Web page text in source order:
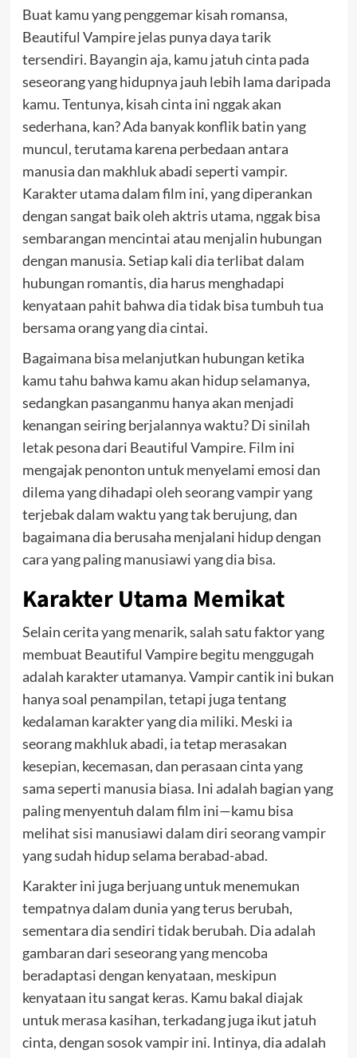
Buat kamu yang penggemar kisah romansa,
Beautiful Vampire jelas punya daya tarik
tersendiri. Bayangin aja, kamu jatuh cinta pada
seseorang yang hidupnya jauh lebih lama daripada
kamu. Tentunya, kisah cinta ini nggak akan
sederhana, kan? Ada banyak konflik batin yang
muncul, terutama karena perbedaan antara
manusia dan makhluk abadi seperti vampir.
Karakter utama dalam film ini, yang diperankan
dengan sangat baik oleh aktris utama, nggak bisa
sembarangan mencintai atau menjalin hubungan
dengan manusia. Setiap kali dia terlibat dalam
hubungan romantis, dia harus menghadapi
kenyataan pahit bahwa dia tidak bisa tumbuh tua
bersama orang yang dia cintai.
Bagaimana bisa melanjutkan hubungan ketika
kamu tahu bahwa kamu akan hidup selamanya,
sedangkan pasanganmu hanya akan menjadi
kenangan seiring berjalannya waktu?Di sinilah
letak pesona dari Beautiful Vampire. Film ini
mengajak penonton untuk menyelami emosi dan
dilema yang dihadapi oleh seorang vampir yang
terjebak dalam waktu yang tak berujung, dan
bagaimana dia berusaha menjalani hidup dengan
cara yang paling manusiawi yang dia bisa.
Karakter Utama Memikat
Selain cerita yang menarik, salah satu faktor yang
membuat Beautiful Vampire begitu menggugah
adalah karakter utamanya. Vampir cantik ini bukan
hanya soal penampilan, tetapi juga tentang
kedalaman karakter yang dia miliki. Meski ia
seorang makhluk abadi, ia tetap merasakan
kesepian, kecemasan, dan perasaan cinta yang
sama seperti manusia biasa. Ini adalah bagian yang
paling menyentuh dalam film ini—kamu bisa
melihat sisi manusiawi dalam diri seorang vampir
yang sudah hidup selama berabad-abad.
Karakter ini juga berjuang untuk menemukan
tempatnya dalam dunia yang terus berubah,
sementara dia sendiri tidak berubah. Dia adalah
gambaran dari seseorang yang mencoba
beradaptasi dengan kenyataan, meskipun
kenyataan itu sangat keras. Kamu bakal diajak
untuk merasa kasihan, terkadang juga ikut jatuh
cinta, dengan sosok vampir ini. Intinya, dia adalah